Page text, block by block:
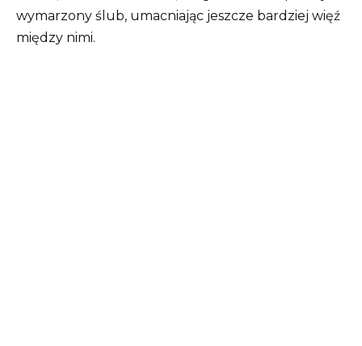
wymarzony ślub, umacniając jeszcze bardziej więź
między nimi.